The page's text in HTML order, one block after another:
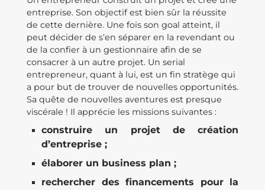
entreprise. Son objectif est bien sûr la réussite
de cette dernière. Une fois son goal atteint, il
peut décider de s’en séparer en la revendant ou
de la confier à un gestionnaire afin de se
consacrer à un autre projet. Un serial
entrepreneur, quant à lui, est un fin stratège qui
a pour but de trouver de nouvelles opportunités.
Sa quête de nouvelles aventures est presque
viscérale ! Il apprécie les missions suivantes :
construire un projet de création
d’entreprise ;
élaborer un business plan ;
rechercher des financements pour la